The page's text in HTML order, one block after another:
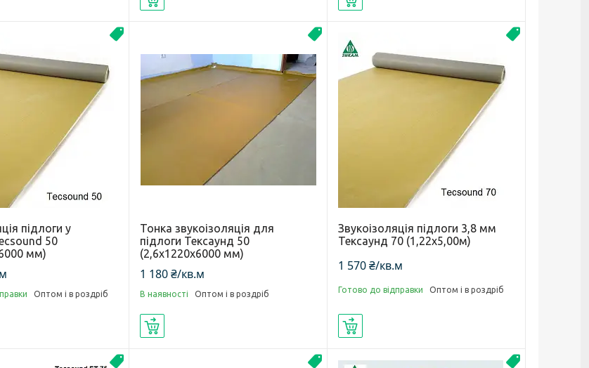
підлоги у
50
мм)
Оптом і в роздріб
Тонка звукоізоляція для
підлоги Тексаунд 50
(2,6х1220х6000 мм)
1 180 ₴/кв.м
В наявності Оптом і в роздріб
Звукоізоляція підлоги 3,8 мм
Тексаунд 70 (1,22х5,00м)
1 570 ₴/кв.м
Готово до відправки Оптом і в роздріб
Новинка